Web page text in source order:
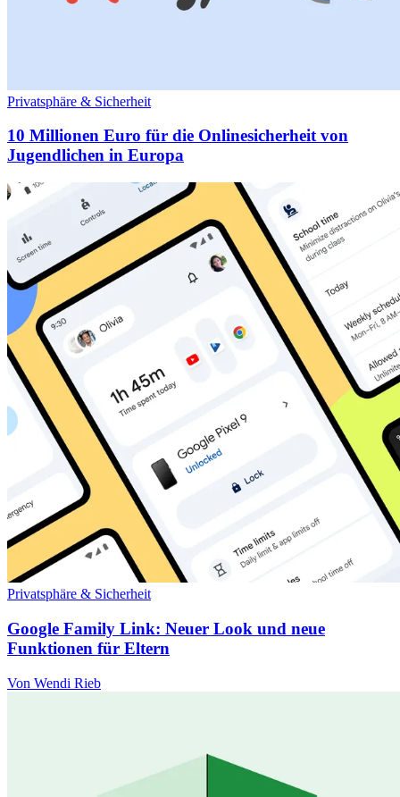
Privatsphäre & Sicherheit
10 Millionen Euro für die Onlinesicherheit von
Jugendlichen in Europa
Privatsphäre & Sicherheit
Google Family Link: Neuer Look und neue
Funktionen für Eltern
Von Wendi Rieb